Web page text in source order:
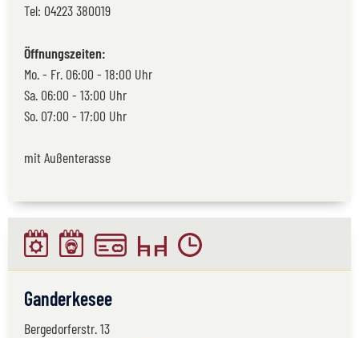
Tel: 04223 380019
Öffnungszeiten:
Mo. - Fr. 06:00 - 18:00 Uhr
Sa. 06:00 - 13:00 Uhr
So. 07:00 - 17:00 Uhr
mit Außenterasse
Ganderkesee
Bergedorferstr. 13